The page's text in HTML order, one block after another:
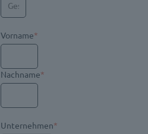
Vorname*
Nachname*
Unternehmen*